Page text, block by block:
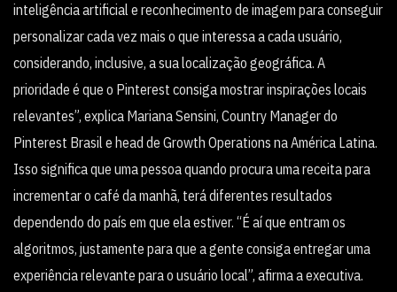
inteligência artificial e reconhecimento de imagem para conseguir
personalizar cada vez mais o que interessa a cada usuário,
considerando, inclusive, a sua localização geográfica. A
prioridade é que o Pinterest consiga mostrar inspirações locais
relevantes”, explica Mariana Sensini, Country Manager do
Pinterest Brasil e head de Growth Operations na América Latina.
Isso significa que uma pessoa quando procura uma receita para
incrementar o café da manhã, terá diferentes resultados
dependendo do país em que ela estiver. “É aí que entram os
algoritmos, justamente para que a gente consiga entregar uma
experiência relevante para o usuário local”, afirma a executiva.